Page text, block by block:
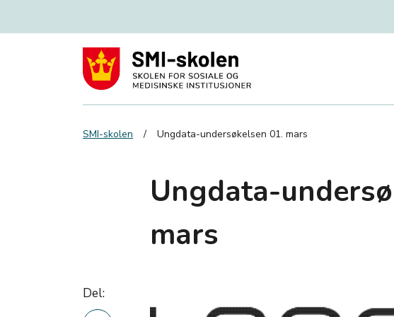
SMI-skolen Ungdata-undersøkelsen 01. mars
Ungdata-
mars
Del: